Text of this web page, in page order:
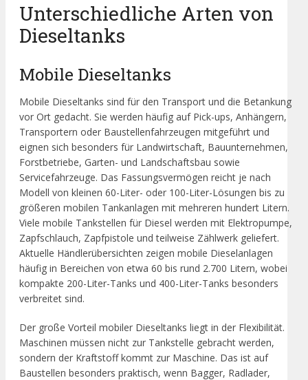
Unterschiedliche Arten von
Dieseltanks
Mobile Dieseltanks
Mobile Dieseltanks sind für den Transport und die Betankung
vor Ort gedacht. Sie werden häufig auf Pick-ups, Anhängern,
Transportern oder Baustellenfahrzeugen mitgeführt und
eignen sich besonders für Landwirtschaft, Bauunternehmen,
Forstbetriebe, Garten- und Landschaftsbau sowie
Servicefahrzeuge. Das Fassungsvermögen reicht je nach
Modell von kleinen 60-Liter- oder 100-Liter-Lösungen bis zu
größeren mobilen Tankanlagen mit mehreren hundert Litern.
Viele mobile Tankstellen für Diesel werden mit Elektropumpe,
Zapfschlauch, Zapfpistole und teilweise Zählwerk geliefert.
Aktuelle Händlerübersichten zeigen mobile Dieselanlagen
häufig in Bereichen von etwa 60 bis rund 2.700 Litern, wobei
kompakte 200-Liter-Tanks und 400-Liter-Tanks besonders
verbreitet sind.
Der große Vorteil mobiler Dieseltanks liegt in der Flexibilität.
Maschinen müssen nicht zur Tankstelle gebracht werden,
sondern der Kraftstoff kommt zur Maschine. Das ist auf
Baustellen besonders praktisch, wenn Bagger, Radlader,